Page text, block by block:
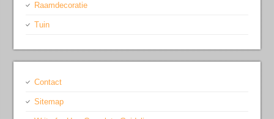
Raamdecoratie
Tuin
Contact
Sitemap